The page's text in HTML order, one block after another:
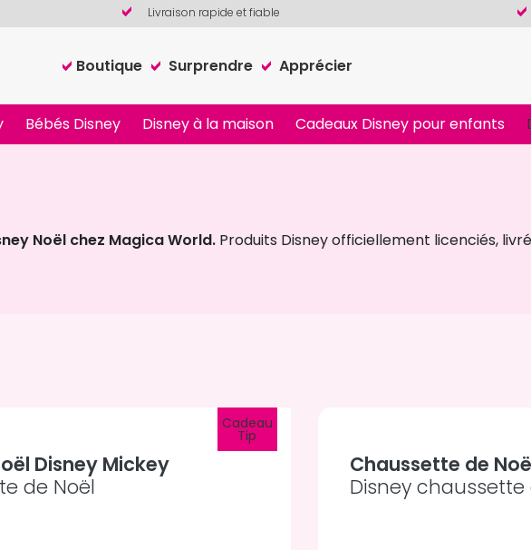
Livraison rapide et fiable
Boutique Surprendre Apprécier
Bébés Disney Disney à la maison Cadeaux Disney pour enfants
Noël chez Magica World. Produits Disney officiellement licenciés,
Cadeau
Tip
Disney Mickey
de Noël
Chaussette de
Disney chaussette